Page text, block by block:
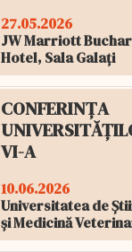
27.05.2026
JW Marriott
Hotel, Sala Galați
CONFERINȚA
VI-A
10.06.2026
Universitatea de
și Medicină